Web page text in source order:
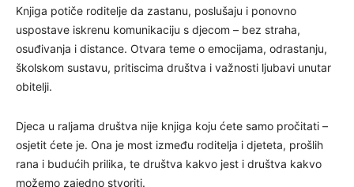
Knjiga potiče roditelje da zastanu, poslušaju i ponovno
uspostave iskrenu komunikaciju s djecom – bez straha,
osuđivanja i distance. Otvara teme o emocijama, odrastanju,
školskom sustavu, pritiscima društva i važnosti ljubavi unutar
obitelji.
Djeca u raljama društva nije knjiga koju ćete samo pročitati –
osjetit ćete je. Ona je most između roditelja i djeteta, prošlih
rana i budućih prilika, te društva kakvo jest i društva kakvo
možemo zajedno stvoriti.